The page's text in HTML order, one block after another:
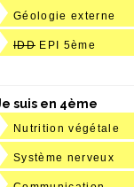
Géologie externe
IDD EPI 5ème
suis en 4ème
Nutrition végétale
Système nerveux